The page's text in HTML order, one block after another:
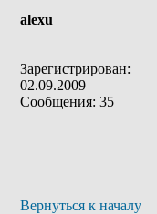
alexu
Зарегистрирован:
02.09.2009
Сообщения: 35
Вернуться к началу